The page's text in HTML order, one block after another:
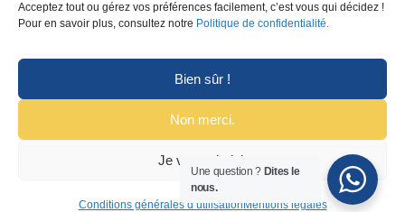
Acceptez tout ou gérez vos préférences facilement, c’est vous qui décidez !
Pour en savoir plus, consultez notre Politique de confidentialité.
Bien sûr !
Non merci.
Je veux choisir
Conditions générales d’utilisationMentions légales
CGU
CGV
© Copyright 2025 Formalyon Conseil. Tous droits réservés.
Une question ? Dites le
nous.